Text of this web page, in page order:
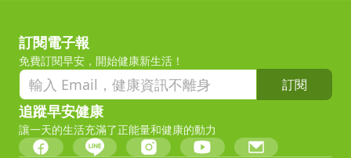
訂閱電子報
免費訂閱早安，開始健康新生活！
訂閱
追蹤早安健康
讓一天的生活充滿了正能量和健康的動力